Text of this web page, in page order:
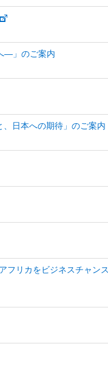
―」のご案内
日本への期待」のご案内
フリカをビジネスチャン